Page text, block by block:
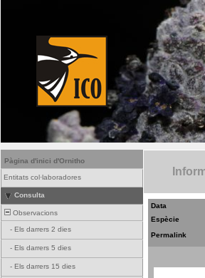
Pàgina d'inici d'Ornitho
Entitats col·laboradores
Consulta
Observacions
- Els darrers 2 dies
- Els darrers 5 dies
- Els darrers 15 dies
Data
Espècie
Permalink